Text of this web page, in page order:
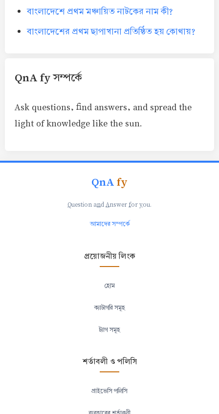
বাংলাদেশে প্রথম মঞ্চায়িত নাটকের নাম কী?
বাংলাদেশের প্রথম ছাপাখানা প্রতিষ্ঠিত হয় কোথায়?
QnA fy সম্পর্কে
Ask questions, find answers, and spread the
light of knowledge like the sun.
QnAfy
Question andAnswer foryou.
আমাদের সম্পর্কে
প্রয়োজনীয় লিংক
হোম
ক্যাটাগরি সমূহ
ট্যাগ সমূহ
শর্তাবলী ও পলিসি
প্রাইভেসি পলিসি